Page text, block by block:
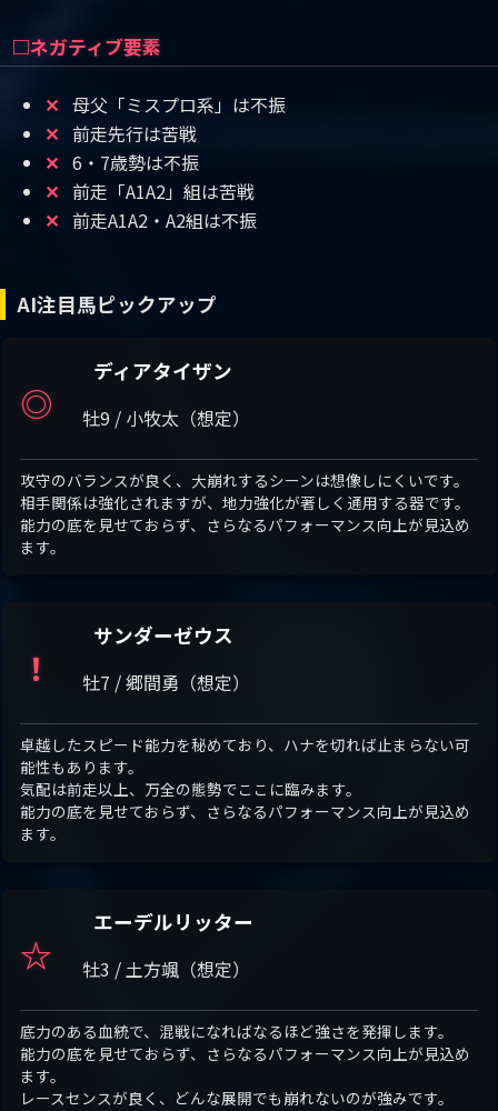
□ネガティブ要素
✕ 母父「ミスプロ系」は不振
✕ 前走先行は苦戦
✕ 6・7歳勢は不振
✕ 前走「A1A2」組は苦戦
✕ 前走A1A2・A2組は不振
AI注目馬ピックアップ
◎
ディアタイザン
牡9 / 小牧太（想定）
攻守のバランスが良く、大崩れするシーンは想像しにくいです。
相手関係は強化されますが、地力強化が著しく通用する器です。
能力の底を見せておらず、さらなるパフォーマンス向上が見込め
ます。
！
サンダーゼウス
牡7 / 郷間勇（想定）
卓越したスピード能力を秘めており、ハナを切れば止まらない可
能性もあります。
気配は前走以上、万全の態勢でここに臨みます。
能力の底を見せておらず、さらなるパフォーマンス向上が見込め
ます。
☆
エーデルリッター
牡3 / 土方颯（想定）
底力のある血統で、混戦になればなるほど強さを発揮します。
能力の底を見せておらず、さらなるパフォーマンス向上が見込め
ます。
レースセンスが良く、どんな展開でも崩れないのが強みです。